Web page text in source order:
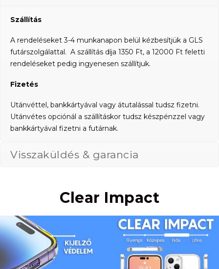
Szállítás
A rendeléseket 3-4 munkanapon belül kézbesítjük a GLS
futárszolgálattal. A szállítás díja 1350 Ft, a 12000 Ft feletti
rendeléseket pedig ingyenesen szállítjuk.
Fizetés
Utánvéttel, bankkártyával vagy átutalással tudsz fizetni.
Utánvétes opciónál a szállításkor tudsz készpénzzel vagy
bankkártyával fizetni a futárnak.
Visszaküldés & garancia
Clear Impact